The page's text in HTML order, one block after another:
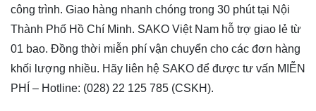
công trình. Giao hàng nhanh chóng trong 30 phút tại Nội
Thành Phố Hồ Chí Minh. SAKO Việt Nam hỗ trợ giao lẻ từ
01 bao. Đồng thời miễn phí vận chuyển cho các đơn hàng
khối lượng nhiều. Hãy liên hệ SAKO để được tư vấn MIỄN
PHÍ – Hotline: (028) 22 125 785 (CSKH).